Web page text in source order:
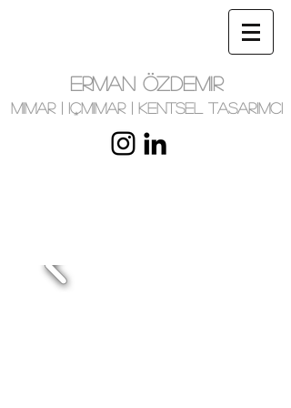
ERMAN ÖZDEMIR
MIMAR | IÇMIMAR | KENTSEL TASARIMCI